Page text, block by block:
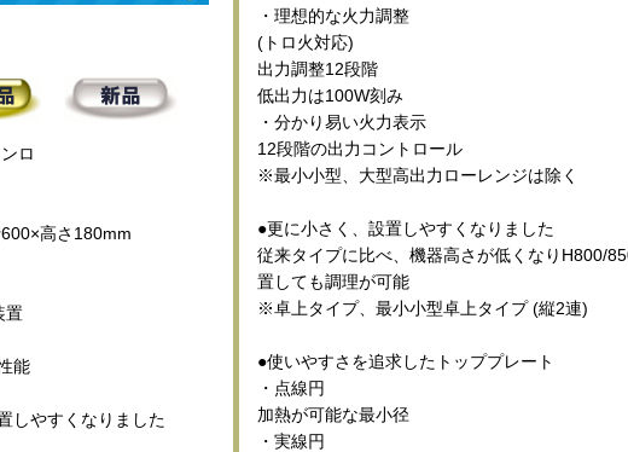
ロ
高さ180mm
置
能
しやすくなりました
・理想的な火力調整
(トロ火対応)
出力調整12段階
低出力は100W刻み
・分かり易い火力表示
12段階の出力コントロール
※最小小型、大型高出力ローレンジは除く
●更に小さく、設置しやすくなりました
従来タイプに比べ、機器高さが低くなりH800/
置しても調理が可能
※卓上タイプ、最小小型卓上タイプ (縦2連)
●使いやすさを追求したトッププレート
・点線円
加熱が可能な最小径
・実線円